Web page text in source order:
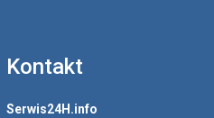
Kontakt
Serwis24H.info